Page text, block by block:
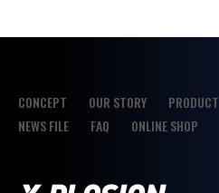
CONCEPT OUR STORY PRODUCT
NEWS FILE
FAQ ONLINE SHOP